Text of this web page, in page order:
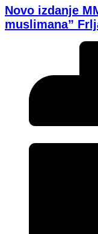
Novo izdanje
muslimana”